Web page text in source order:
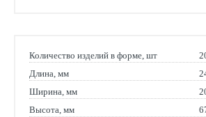
Количество изделий в форме, шт
Длина, мм
Ширина, мм
Высота, мм